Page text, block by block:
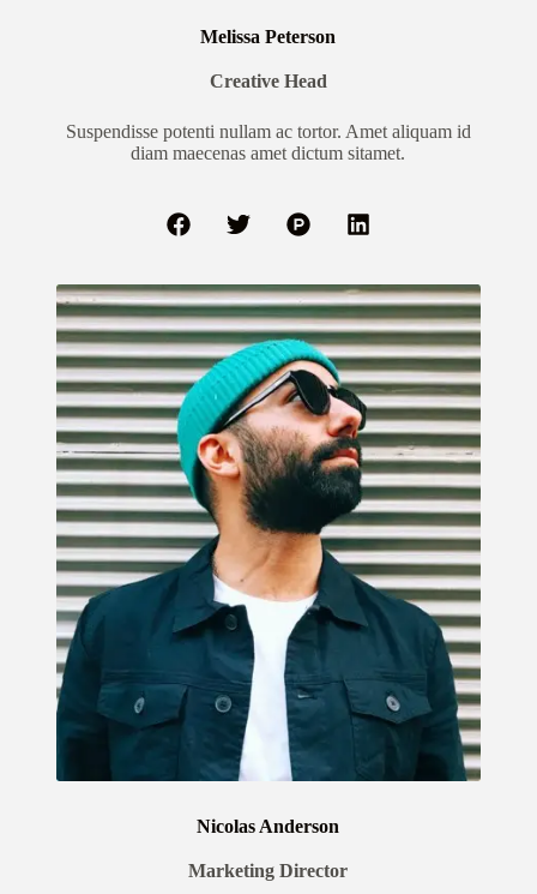
Melissa Peterson
Creative Head
Suspendisse potenti nullam ac tortor. Amet aliquam id
diam maecenas amet dictum sitamet.
Nicolas Anderson
Marketing Director